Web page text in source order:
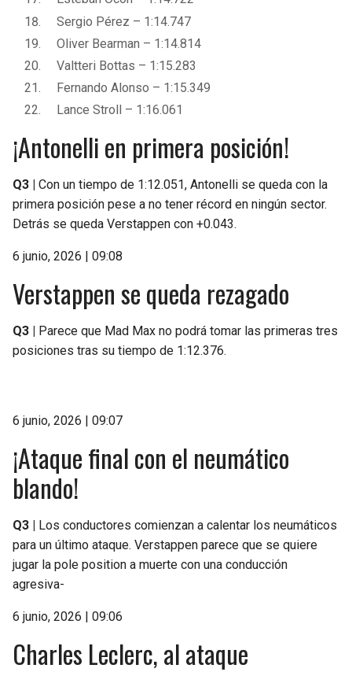
Sergio Pérez – 1:14.747
Oliver Bearman – 1:14.814
Valtteri Bottas – 1:15.283
Fernando Alonso – 1:15.349
Lance Stroll – 1:16.061
¡Antonelli en primera posición!
Q3 | Con un tiempo de 1:12.051, Antonelli se queda con la
primera posición pese a no tener récord en ningún sector.
Detrás se queda Verstappen con +0.043.
6 junio, 2026 | 09:08
Verstappen se queda rezagado
Q3 |
Parece que Mad Max no podrá tomar las primeras tres
posiciones tras su tiempo de 1:12.376.
6 junio, 2026 | 09:07
¡Ataque final con el neumático
blando!
Q3 |
Los conductores comienzan a calentar los neumáticos
para un último ataque. Verstappen parece que se quiere
jugar la pole position a muerte con una conducción
agresiva-
6 junio, 2026 | 09:06
Charles Leclerc, al ataque